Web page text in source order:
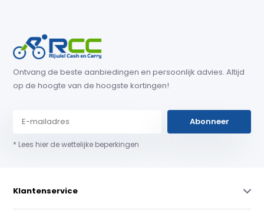
Ontvang de beste aanbiedingen en persoonlijk advies. Altijd
op de hoogte van de hoogste kortingen!
Abonneer
* Lees hier de wettelijke beperkingen
Klantenservice